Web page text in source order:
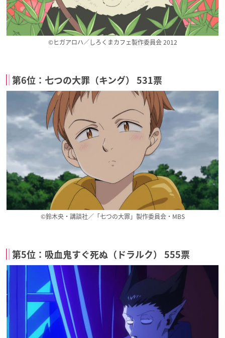
©ヒガアロハ／しろくまカフェ製作委員会 2012
第6位：七つの大罪（キング） 531票
©鈴木央・講談社／「七つの大罪」製作委員会・MBS
第5位：吸血鬼すぐ死ぬ（ドラルク） 555票